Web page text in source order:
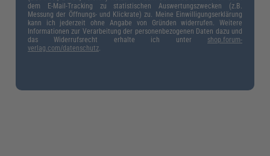
dem E-Mail-Tracking zu statistischen Auswertungszwecken (z.B.
Messung der Öffnungs- und Klickrate) zu. Meine Einwilligungserklärung
kann ich jederzeit ohne Angabe von Gründen widerrufen. Weitere
Informationen zur Verarbeitung der personenbezogenen Daten dazu und
das Widerrufsrecht erhalte ich unter shop.forum-
verlag.com/datenschutz.